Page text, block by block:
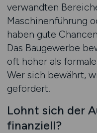
verwandten
Maschinenführung
haben gute
Das Baugewerbe
oft höher als
Wer sich bewährt,
gefördert.
Lohnt sich der
finanziell?